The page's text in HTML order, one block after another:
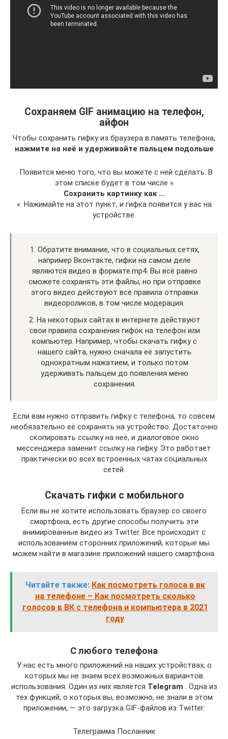
Сохраняем GIF анимацию на телефон,
айфон
Чтобы сохранить гифку из браузера в память телефона,
нажмите на неё и удерживайте пальцем подольше
. Появится меню того, что вы можете с ней сделать. В
этом списке будет в том числе «
Сохранить картинку как …
«. Нажимайте на этот пункт, и гифка появится у вас на
устройстве.
1. Обратите внимание, что в социальных сетях,
например Вконтакте, гифки на самом деле
являются видео в формате.mp4. Вы всё равно
сможете сохранять эти файлы, но при отправке
этого видео действуют все правила отправки
видеороликов, в том числе модерация.
2. На некоторых сайтах в интернете действуют
свои правила сохранения гифок на телефон или
компьютер. Например, чтобы скачать гифку с
нашего сайта, нужно сначала её запустить
однократным нажатием, и только потом
удерживать пальцем до появления меню
сохранения.
Если вам нужно отправить гифку с телефона, то совсем
необязательно её сохранять на устройство. Достаточно
скопировать ссылку на неё, и диалоговое окно
мессенджера заменит ссылку на гифку. Это работает
практически во всех встроенных чатах социальных
сетей.
Скачать гифки с мобильного
Если вы не хотите использовать браузер со своего
смартфона, есть другие способы получить эти
анимированные видео из Twitter. Все происходит с
использованием сторонних приложений, которые мы
можем найти в магазине приложений нашего смартфона.
Читайте также: Как посмотреть голоса в вк
на телефоне – Как посмотреть сколько
голосов в ВК с телефона и компьютера в 2021
году
С любого телефона
У нас есть много приложений на наших устройствах, о
которых мы не знаем всех возможных вариантов
использования. Один из них является Telegram . Одна из
тех функций, о которых вы, возможно, не знали в этом
приложении, — это загрузка GIF-файлов из Twitter:
Телеграмма Посланник